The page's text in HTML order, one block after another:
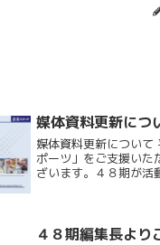
媒体資料更新につ
媒体資料更新について
ポーツ」をご支援いた
ざいます。４８期が活
す。今後はネット記...
４８期編集長より